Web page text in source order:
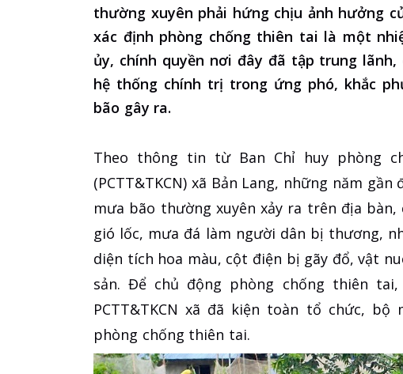
thường xuyên phải hứng chịu ảnh hưởng
xác định phòng chống thiên tai là một
ủy, chính quyền nơi đây đã tập trung
hệ thống chính trị trong ứng phó, khắc
bão gây ra.
Theo thông tin từ Ban Chỉ huy phòng
(PCTT&TKCN) xã Bản Lang, những năm
mưa bão thường xuyên xảy ra trên địa
gió lốc, mưa đá làm người dân bị thương,
diện tích hoa màu, cột điện bị gãy đổ, vật
sản. Để chủ động phòng chống thiên
PCTT&TKCN xã đã kiện toàn tổ chức, bộ
phòng chống thiên tai.